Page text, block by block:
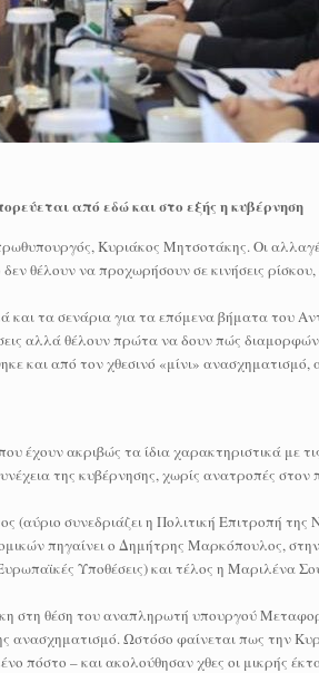
από εδώ και στο εξής η κυβέρνηση
Κυριάκος Μητσοτάκης. Οι
θέλουν να προχωρήσουν σε κινήσεις
τα σενάρια για τα επόμενα βήματα του
αλλά θέλουν πρώτα να δουν πώς
από τον χθεσινό «μίνι» ανασχηματισμό,
έχουν ακριβώς τα ίδια χαρακτηριστικά με
της κυβέρνησης, χωρίς ανατροπές
συνεδριάζει η Πολιτική Επιτροπή
πηγαίνει ο Δημήτρης Μαρκόπουλος, στην
Υποθέσεις) και τέλος η Μαριλένα
στη θέση του αναπληρωτή υπουργού
ανασχηματισμό. Ωστόσο φαίνεται πως την
πόστο – και ακολούθησαν χθες οι μικρής